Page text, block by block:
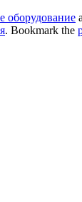
оборудование
. Bookmark the